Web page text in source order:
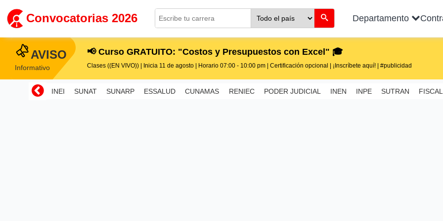
Convocatorias 2026 Departamento
AVISO
Informativo
📢 Curso GRATUITO: "Costos y Presupuestos con Excel" 🎓
Clases ((EN VIVO)) | Inicia 11 de agosto | Horario 07:00 - 10:00 pm | Certificación opcional | ¡Inscríbete aquí! | #publicidad
INEI SUNAT SUNARP ESSALUD CUNAMAS RENIEC PODER JUDICIAL INEN INPE SUTRAN